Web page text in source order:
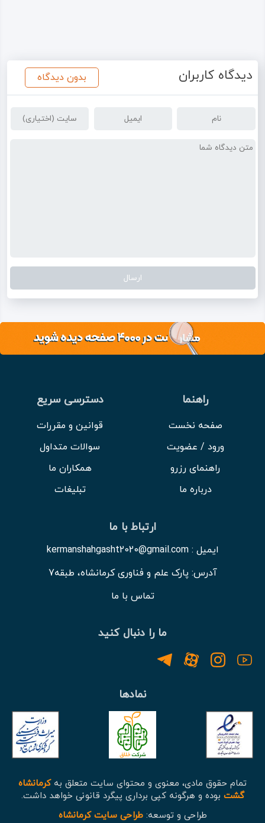
دیدگاه کاربران بدون دیدگاه
راهنما
صفحه نخست
ورود / عضویت
راهنمای رزرو
درباره ما
دسترسی سریع
قوانین و مقررات
سوالات متداول
همکاران ما
تبلیغات
ارتباط با ما
ایمیل : kermanshahgasht2020@gmail.com
آدرس: پارک علم و فناوری کرمانشاه، طبقه7
تماس با ما
ما را دنبال کنید
نمادها
تمام حقوق مادی، معنوی و محتوای سایت متعلق بهکرمانشاه
گشت بوده و هرگونه کپی برداری پیگرد قانونی خواهد داشت.
طراحی و توسعه:طراحی سایت کرمانشاه